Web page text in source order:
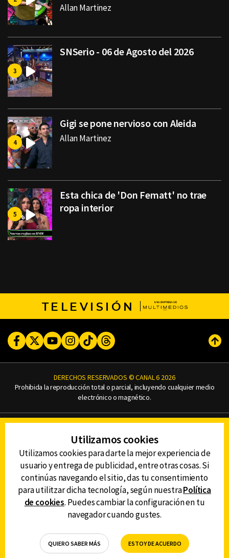
Allan Martinez
SNSerio - 06 de Agosto del 2026
Gigi se pone nervioso con Aleida
Allan Martinez
Esta chica de 'Don Fematt' no trae
ropa interior
TELEVISIÓN
FacebookTwitterYoutubeInstagram
TikTokThreads
DERECHOS RESERVADOS © CANAL 6 2026
Prohibida la reproducción total o parcial, incluyendo cualquier medio
electrónico o magnético.
AVISO DE PRIVACIDAD
AVISO LEGAL
DEFENSORÍA DE LAS AUDIENCIAS
DESCARGA LA APP DE CANAL 6
Utilizamos cookies
Utilizamos cookies para darte la mejor experiencia de
usuario y entrega de publicidad, entre otras cosas. Si
continúas navegando el sitio, das tu consentimiento
para utilitzar dicha tecnología, según nuestraPolítica
de cookies. Puedes cambiar la configuración en tu
navegador cuando gustes.
QUIERO SABER MÁS ESTOY DE ACUERDO